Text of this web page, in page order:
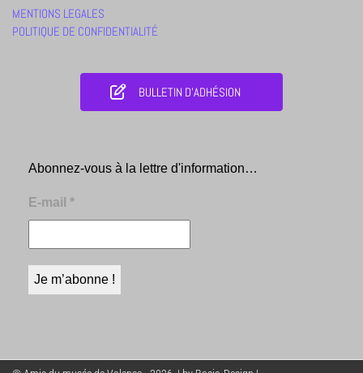
MENTIONS LEGALES
POLITIQUE DE CONFIDENTIALITÉ
BULLETIN D'ADHÉSION
Abonnez-vous à la lettre d'information…
E-mail *